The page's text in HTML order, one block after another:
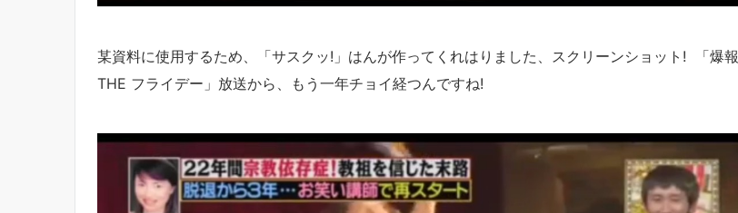
某資料に使用するため、「サスクッ!」はんが作ってくれはりました、スクリーンショット! 「爆報
THE フライデー」放送から、もう一年チョイ経つんですね!